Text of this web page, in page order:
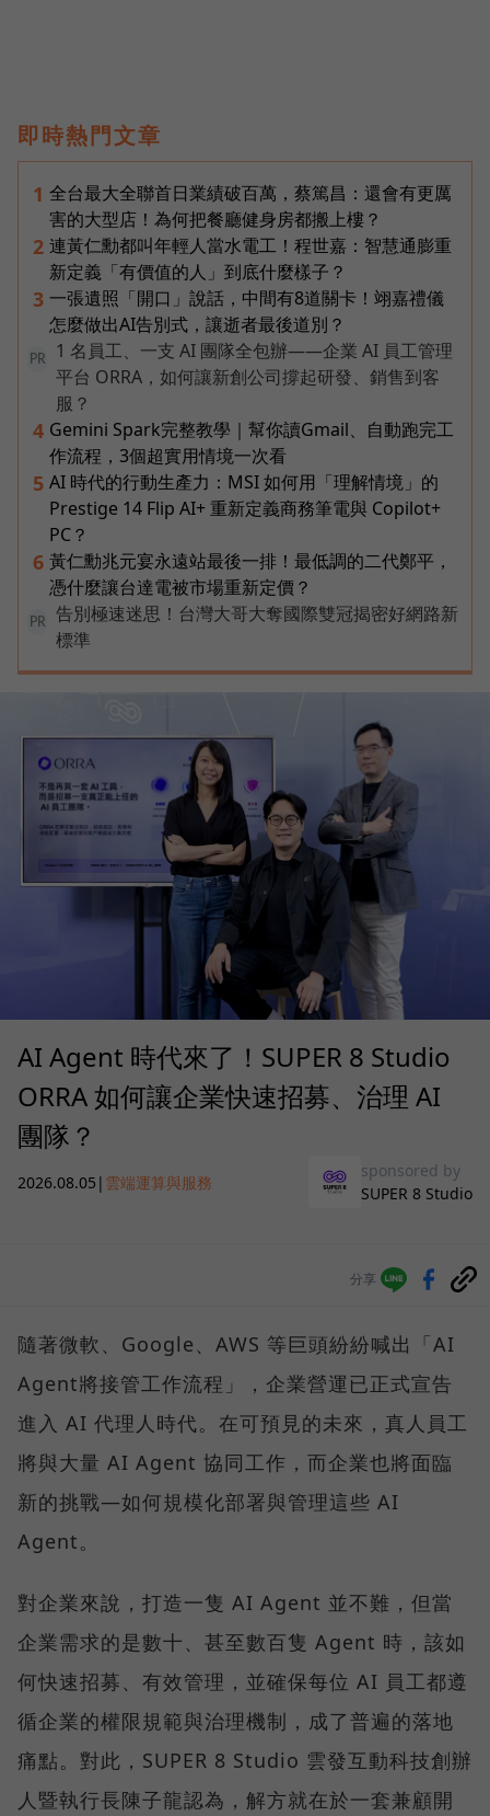
即時熱門文章
1 全台最大全聯首日業績破百萬，蔡篤昌：還會有更厲
害的大型店！為何把餐廳健身房都搬上樓？
2 連黃仁勳都叫年輕人當水電工！程世嘉：智慧通膨重
新定義「有價值的人」到底什麼樣子？
3 一張遺照「開口」說話，中間有8道關卡！翊嘉禮儀
怎麼做出AI告別式，讓逝者最後道別？
PR
1 名員工、一支 AI 團隊全包辦——企業 AI 員工管理
平台 ORRA，如何讓新創公司撐起研發、銷售到客
服？
4 Gemini Spark完整教學｜幫你讀Gmail、自動跑完工
作流程，3個超實用情境一次看
5 AI 時代的行動生產力：MSI 如何用「理解情境」的
Prestige 14 Flip AI+ 重新定義商務筆電與 Copilot+
PC？
6 黃仁勳兆元宴永遠站最後一排！最低調的二代鄭平，
憑什麼讓台達電被市場重新定價？
PR
告別極速迷思！台灣大哥大奪國際雙冠揭密好網路新
標準
AI Agent 時代來了！SUPER 8 Studio
ORRA 如何讓企業快速招募、治理 AI
團隊？
2026.08.05 | 雲端運算與服務
sponsored by
SUPER 8 Studio
分享
隨著微軟、Google、AWS 等巨頭紛紛喊出「AI
Agent將接管工作流程」，企業營運已正式宣告
進入 AI 代理人時代。在可預見的未來，真人員工
將與大量 AI Agent 協同工作，而企業也將面臨
新的挑戰—如何規模化部署與管理這些 AI
Agent。
對企業來說，打造一隻 AI Agent 並不難，但當
企業需求的是數十、甚至數百隻 Agent 時，該如
何快速招募、有效管理，並確保每位 AI 員工都遵
循企業的權限規範與治理機制，成了普遍的落地
痛點。對此，SUPER 8 Studio 雲發互動科技創辦
人暨執行長陳子龍認為，解方就在於一套兼顧開